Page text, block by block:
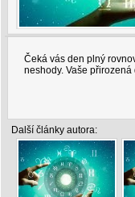
Čeká vás den plný
neshody. Vaše
Další články autora: